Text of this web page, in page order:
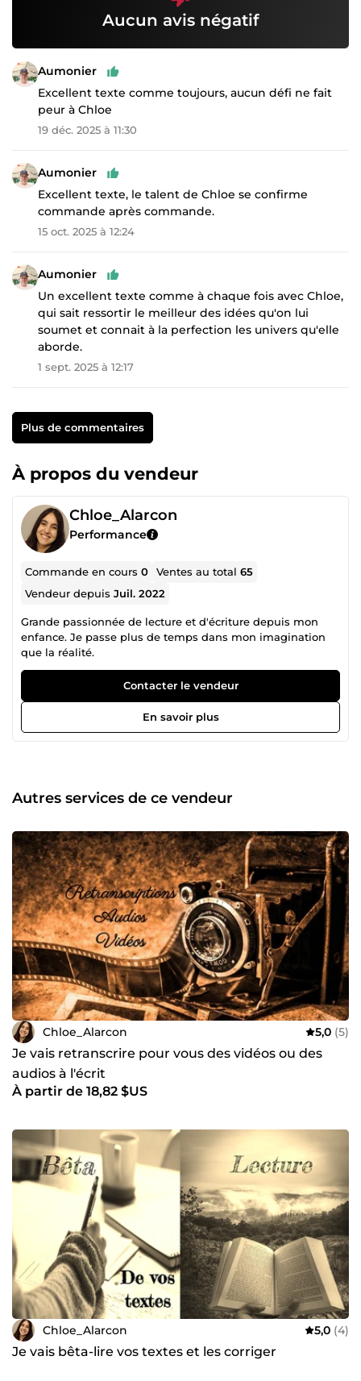
Aucun avis négatif
Aumonier
Excellent texte comme toujours, aucun défi ne fait
peur à Chloe
19 déc. 2025 à 11:30
Aumonier
Excellent texte, le talent de Chloe se confirme
commande après commande.
15 oct. 2025 à 12:24
Aumonier
Un excellent texte comme à chaque fois avec Chloe,
qui sait ressortir le meilleur des idées qu'on lui
soumet et connait à la perfection les univers qu'elle
aborde.
1 sept. 2025 à 12:17
Plus de commentaires
À propos du vendeur
Chloe_Alarcon
Performance
Commande en cours0 Ventes au total65
Vendeur depuisJuil. 2022
Grande passionnée de lecture et d'écriture depuis mon
enfance. Je passe plus de temps dans mon imagination
que la réalité.
Contacter le vendeur
En savoir plus
Autres services de ce vendeur
Chloe_Alarcon 5,0 (5)
Je vais retranscrire pour vous des vidéos ou des
audios à l'écrit
À partir de 18,82 $US
Chloe_Alarcon 5,0 (4)
Je vais bêta-lire vos textes et les corriger